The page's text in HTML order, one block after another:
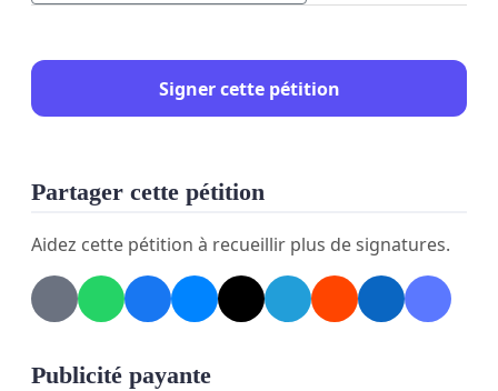
Signer cette pétition
Partager cette pétition
Aidez cette pétition à recueillir plus de signatures.
Publicité payante